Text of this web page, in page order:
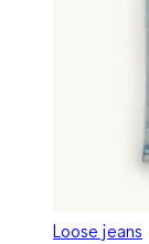
Loose jeans